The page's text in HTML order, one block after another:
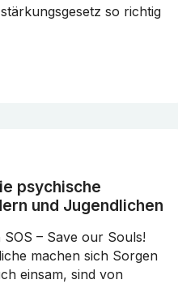
so richtig
psychische
und Jugendlichen
– Save our Souls!
machen sich Sorgen
einsam, sind von